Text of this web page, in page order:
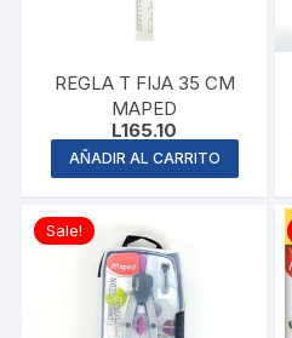
REGLA T FIJA 35 CM
MAPED
L165.10
AÑADIR AL CARRITO
Sale!